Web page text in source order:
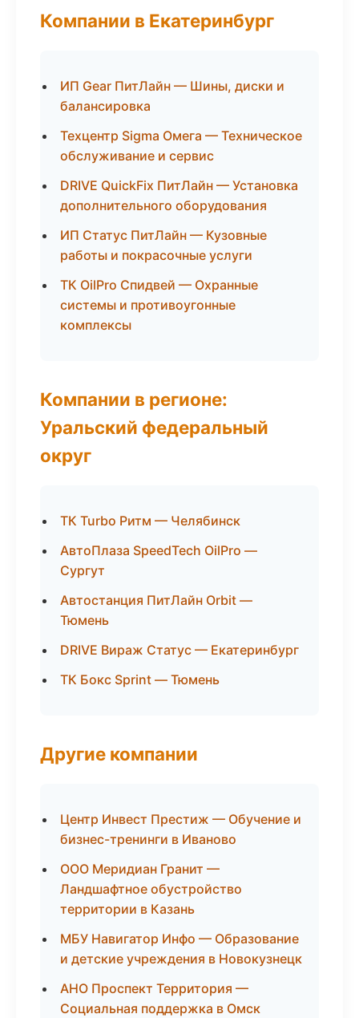
Компании в Екатеринбург
ИП Gear ПитЛайн — Шины, диски и
балансировка
Техцентр Sigma Омега — Техническое
обслуживание и сервис
DRIVE QuickFix ПитЛайн — Установка
дополнительного оборудования
ИП Статус ПитЛайн — Кузовные
работы и покрасочные услуги
ТК OilPro Спидвей — Охранные
системы и противоугонные
комплексы
Компании в регионе:
Уральский федеральный
округ
ТК Turbo Ритм — Челябинск
АвтоПлаза SpeedTech OilPro —
Сургут
Автостанция ПитЛайн Orbit —
Тюмень
DRIVE Вираж Статус — Екатеринбург
ТК Бокс Sprint — Тюмень
Другие компании
Центр Инвест Престиж — Обучение и
бизнес-тренинги в Иваново
ООО Меридиан Гранит —
Ландшафтное обустройство
территории в Казань
МБУ Навигатор Инфо — Образование
и детские учреждения в Новокузнецк
АНО Проспект Территория —
Социальная поддержка в Омск